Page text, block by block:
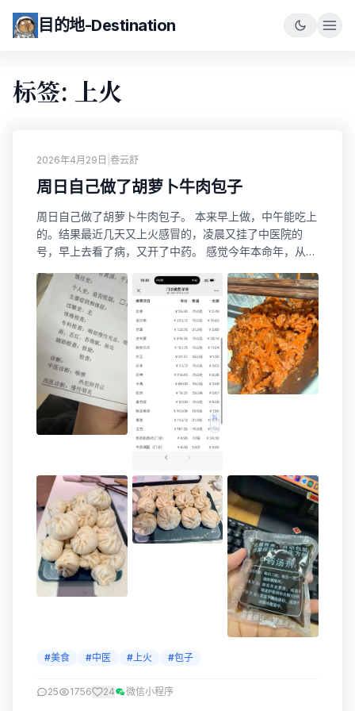
目的地-Destination
标签: 上火
2026年4月29日 卷云舒
周日自己做了胡萝卜牛肉包子
周日自己做了胡萝卜牛肉包子。 本来早上做，中午能吃上
的。结果最近几天又上火感冒的，凌晨又挂了中医院的
号，早上去看了病，又开了中药。 感觉今年本命年，从过
火造成的？！ 下午回家赶紧发面，包包子。这样每天早
上，到公司，带俩包子就行了。 感觉这次包的包子有进步
啊，这个褶子很明显啊。 香啊~ !!! !!!
#美食 #中医 #上火 #包子
25 1756 24 微信小程序